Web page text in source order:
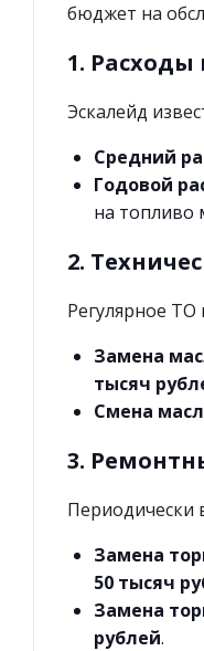
бюджет на
1. Расходы
Эскалейд
Средний
Годовой
на топливо
2.
Регулярное
Замена
тысяч
Смена
3.
Периодически
Замена
50 тысяч
Замена
рублей.